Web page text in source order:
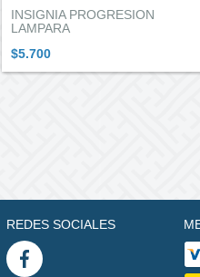
INSIGNIA PROGRESION
LAMPARA
$5.700
REDES SOCIALES